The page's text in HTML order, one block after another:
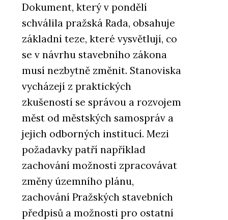
Dokument, který v pondělí
schválila pražská Rada, obsahuje
základní teze, které vysvětlují, co
se v návrhu stavebního zákona
musí nezbytně změnit. Stanoviska
vycházejí z praktických
zkušeností se správou a rozvojem
měst od městských samospráv a
jejich odborných institucí. Mezi
požadavky patří například
zachování možnosti zpracovávat
změny územního plánu,
zachování Pražských stavebních
předpisů a možnosti pro ostatní